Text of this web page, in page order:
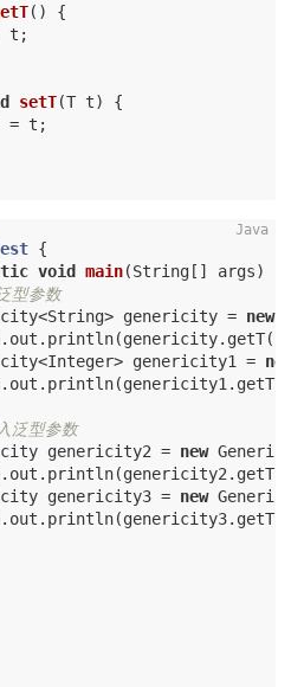
()
{
t;
setT(T t)
{
= t;
{
void main(String[] args)
型参数
genericity =
new
genericity1 =
new
泛型参数
genericity2 =
new
genericity3 =
new